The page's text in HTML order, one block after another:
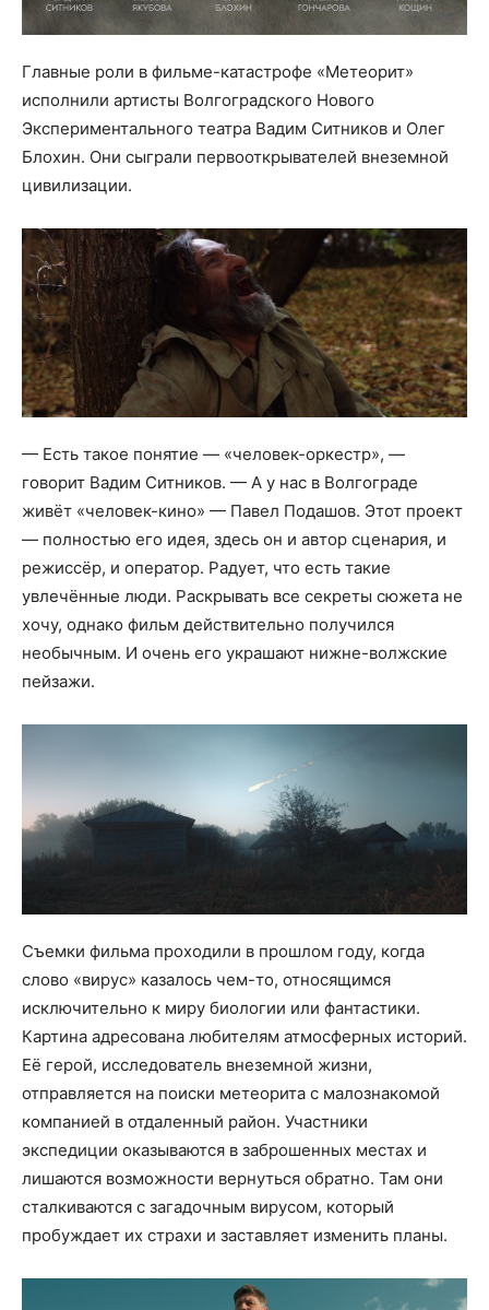
Главные роли в фильме-катастрофе «Метеорит»
исполнили артисты Волгоградского Нового
Экспериментального театра Вадим Ситников и Олег
Блохин. Они сыграли первооткрывателей внеземной
цивилизации.
— Есть такое понятие — «человек-оркестр», —
говорит Вадим Ситников. — А у нас в Волгограде
живёт «человек-кино» — Павел Подашов. Этот проект
— полностью его идея, здесь он и автор сценария, и
режиссёр, и оператор. Радует, что есть такие
увлечённые люди. Раскрывать все секреты сюжета не
хочу, однако фильм действительно получился
необычным. И очень его украшают нижне-волжские
пейзажи.
Съемки фильма проходили в прошлом году, когда
слово «вирус» казалось чем-то, относящимся
исключительно к миру биологии или фантастики.
Картина адресована любителям атмосферных историй.
Её герой, исследователь внеземной жизни,
отправляется на поиски метеорита с малознакомой
компанией в отдаленный район. Участники
экспедиции оказываются в заброшенных местах и
лишаются возможности вернуться обратно. Там они
сталкиваются с загадочным вирусом, который
пробуждает их страхи и заставляет изменить планы.